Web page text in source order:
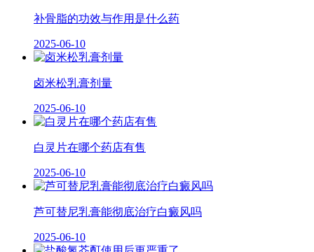
补骨脂的功效与作用是什么药
2025-06-10
卤米松乳膏剂量
2025-06-10
白灵片在哪个药店有售
2025-06-10
芦可替尼乳膏能彻底治疗白癜风吗
2025-06-10